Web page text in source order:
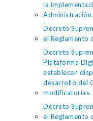
la
Administración
Decreto
el Reglamento
Decreto
Plataforma
establecen
desarrollo del
modificatorias.
Decreto
el Reglamento